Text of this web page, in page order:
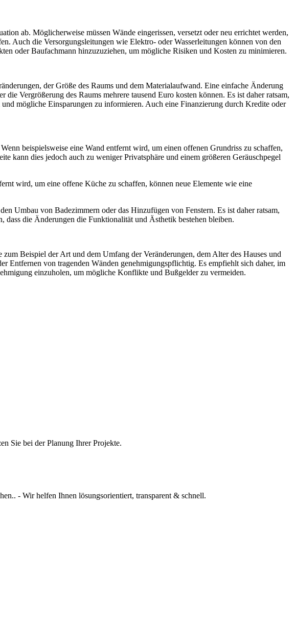
ab. Möglicherweise müssen Wände eingerissen, versetzt oder neu errichtet werden,
Auch die Versorgungsleitungen wie Elektro- oder Wasserleitungen können von den
oder Baufachmann hinzuzuziehen, um mögliche Risiken und Kosten zu minimieren.
der Größe des Raums und dem Materialaufwand. Eine einfache Änderung
Vergrößerung des Raums mehrere tausend Euro kosten können. Es ist daher ratsam,
mögliche Einsparungen zu informieren. Auch eine Finanzierung durch Kredite oder
beispielsweise eine Wand entfernt wird, um einen offenen Grundriss zu schaffen,
kann dies jedoch auch zu weniger Privatsphäre und einem größeren Geräuschpegel
wird, um eine offene Küche zu schaffen, können neue Elemente wie eine
Umbau von Badezimmern oder das Hinzufügen von Fenstern. Es ist daher ratsam,
dass die Änderungen die Funktionalität und Ästhetik bestehen bleiben.
Beispiel der Art und dem Umfang der Veränderungen, dem Alter des Hauses und
Entfernen von tragenden Wänden genehmigungspflichtig. Es empfiehlt sich daher, im
einzuholen, um mögliche Konflikte und Bußgelder zu vermeiden.
Sie bei der Planung Ihrer Projekte.
- Wir helfen Ihnen lösungsorientiert, transparent & schnell.